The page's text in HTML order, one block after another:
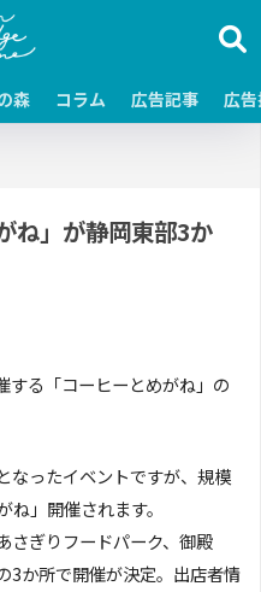
森 コラム 広告記事 広
ね」が静岡東部3か
る「コーヒーとめがね」の
なったイベントですが、規模
」開催されます。
さぎりフードパーク、御殿
3か所で開催が決定。出店者情